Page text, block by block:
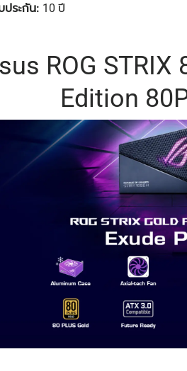
ประกัน: 10 ปี
ROG STRIX
Edition